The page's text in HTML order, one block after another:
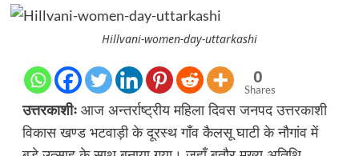
Hillvani-women-day-uttarkashi
0
Shares
उत्तरकाशीःआज अन्तर्राष्ट्रीय महिला दिवस जनपद उत्तरकाशी
विकास खण्ड भटवाड़ी के दूरस्थ गाँव कैलसू घाटी के नौगांव में